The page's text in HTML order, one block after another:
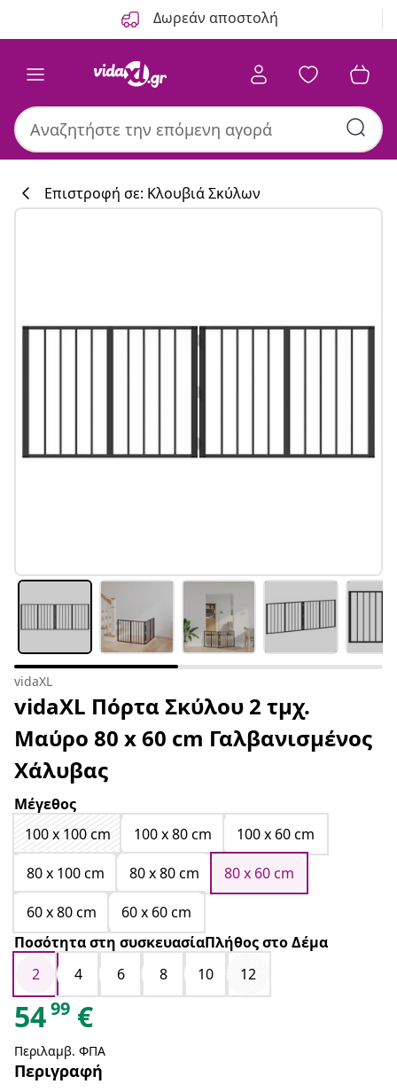
Δωρεάν αποστολή
Επιστροφή σε: Κλουβιά Σκύλων
vidaXL
vidaXL Πόρτα Σκύλου 2 τμχ.
Μαύρο 80 x 60 cm Γαλβανισμένος
Χάλυβας
Μέγεθος
100 x 100 cm
100 x 80 cm
100 x 60 cm
80 x 100 cm
80 x 80 cm
80 x 60 cm
60 x 80 cm
60 x 60 cm
Ποσότητα στη συσκευασίαΠλήθος στο Δέμα
2
4 6 8 10 12
5499 €
Περιλαμβ. ΦΠΑ
Περιγραφή